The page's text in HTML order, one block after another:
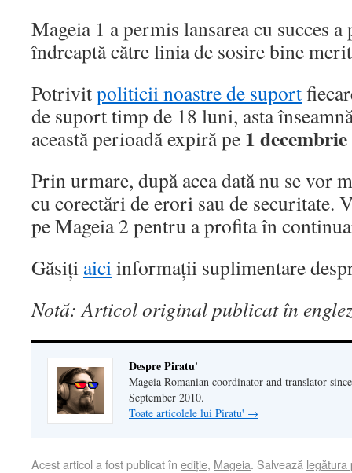
Mageia 1 a permis lansarea cu succes
îndreaptă către linia de sosire bine
Potrivitpoliticii noastre de suport
de suport timp de 18 luni, asta
această perioadă expiră pe 1
Prin urmare, după acea dată nu se vor
cu corectări de erori sau de securitate.
pe Mageia 2 pentru a profita în
Găsiți aiciinformații suplimentare
Notă: Articol original publicat în
Despre Piratu'
Mageia Romanian coordinator and translator
September 2010.
Toate articolele lui Piratu' →
Acest articol a fost publicat în ediție, Mageia. Salvează legătura